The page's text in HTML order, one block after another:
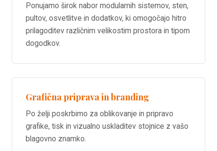
Ponujamo širok nabor modularnih sistemov, sten,
pultov, osvetlitve in dodatkov, ki omogočajo hitro
prilagoditev različnim velikostim prostora in tipom
dogodkov.
Grafična priprava in branding
Po želji poskrbimo za oblikovanje in pripravo
grafike, tisk in vizualno uskladitev stojnice z vašo
blagovno znamko.